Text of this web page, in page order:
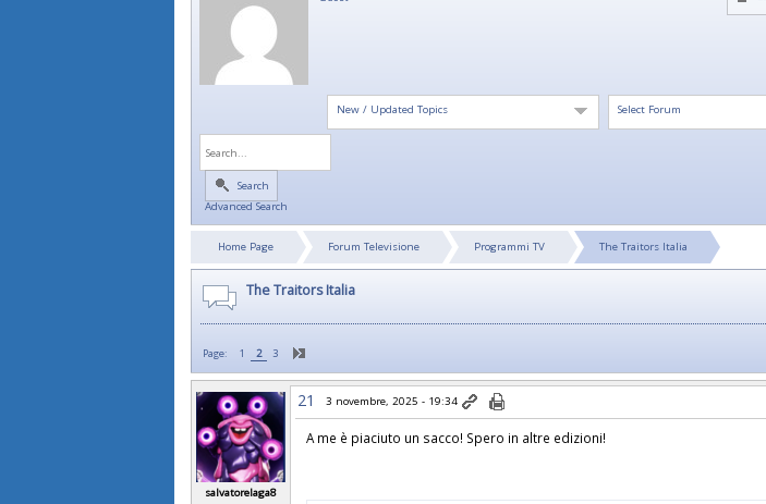
Select Forum
New / Updated Topics
Search
Advanced Search
Home Page Forum Televisione Programmi TV The Traitors Italia
The Traitors Italia
Page: 1 2 3
salvatorelaga8
21 3 novembre, 2025 - 19:34
A me è piaciuto un sacco! Spero in altre edizioni!